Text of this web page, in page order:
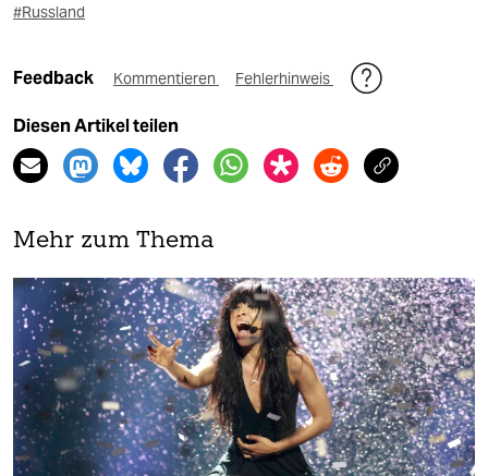
#Russland
Feedback Kommentieren Fehlerhinweis
Diesen Artikel teilen
Mehr zum Thema